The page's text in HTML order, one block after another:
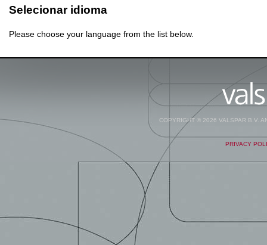
Selecionar idioma
Please choose your language from the list below.
COPYRIGHT © 2026 VALSPAR B.V.
PRIVACY